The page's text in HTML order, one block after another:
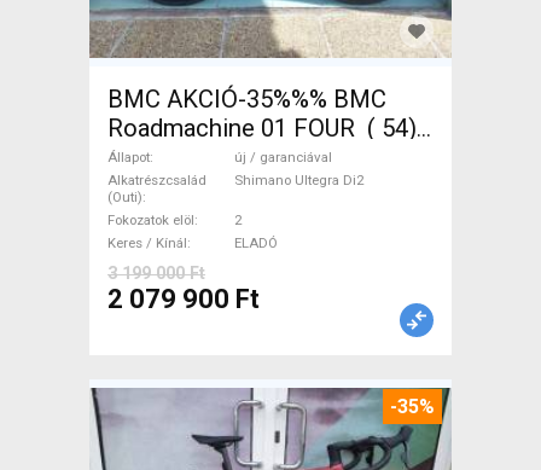
BMC AKCIÓ-35%%% BMC
Roadmachine 01 FOUR ( 54)
Országúti, Triatlon Shimano
Ultegra Di2 tárcsafék új /
garanciával ELADÓ
Állapot
új / garanciával
Alkatrészcsalád
(Outi)
Shimano Ultegra Di2
Fokozatok elöl
2
Keres / Kínál
ELADÓ
3 199 000 Ft
2 079 900 Ft
-35%